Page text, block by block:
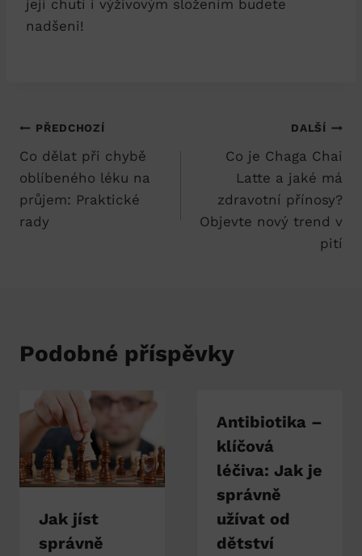
její chutí i výživovým složením budete
nadšeni!
Navigace
pro
příspěvek
PŘEDCHOZÍ
Co dělat při chybě
oblíbeného léku na
průjem: Praktické
rady
DALŠÍ
Co je Chaga Chai
Latte a jaké má
zdravotní přínosy?
Objevte nový trend v
pití
Podobné příspěvky
Jak jíst
správně
Antibiotika –
klíčová
léčiva: Jak je
správně
užívat od
dětství